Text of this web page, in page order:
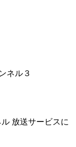
ネル３
放送サービスに